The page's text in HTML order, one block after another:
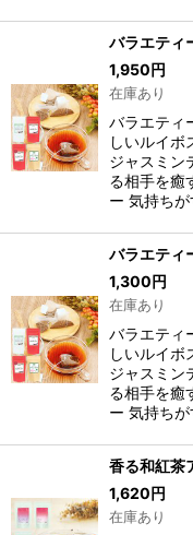
バラエティ
1,950円
在庫あり
バラエティ
しいルイボ
ジャスミン
る相手を癒
ー 気持ち
バラエティ
1,300円
在庫あり
バラエティ
しいルイボ
ジャスミン
る相手を癒
ー 気持ち
香る和紅茶
1,620円
在庫あり